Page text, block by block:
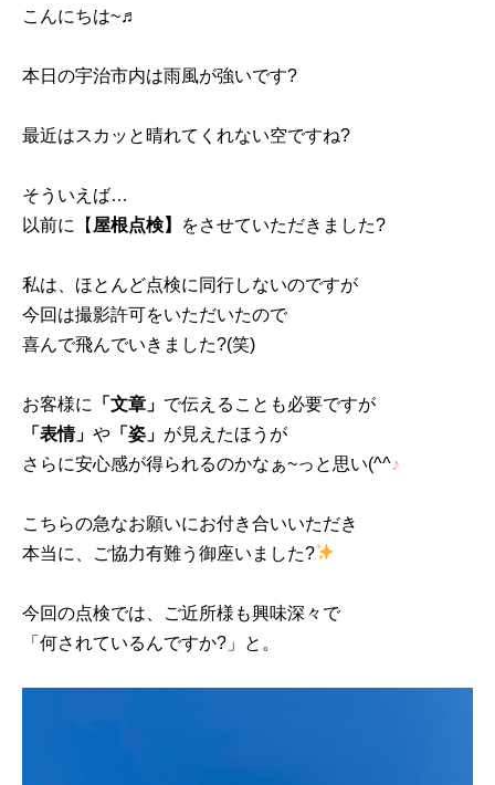
こんにちは~♬
本日の宇治市内は雨風が強いです?
最近はスカッと晴れてくれない空ですね?
そういえば…
以前に【 屋根点検】 をさせていただきました?
私は、ほとんど点検に同行しないのですが
今回は撮影許可をいただいたので
喜んで飛んでいきました?(笑)
お客様に 「文章」 で伝えることも必要ですが
「表情」 や 「姿」 が見えたほうが
さらに安心感が得られるのかなぁ~っと思い(^^♪
こちらの急なお願いにお付き合いいただき
本当に、ご協力有難う御座いました?
今回の点検では、ご近所様も興味深々で
「何されているんですか?」と。